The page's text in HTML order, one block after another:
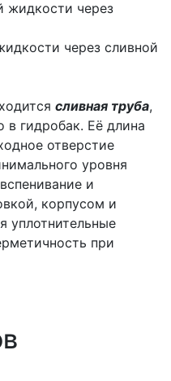
через сливной
сливная труба,
в гидробак. Её длина
отверстие
уровня
и
корпусом и
уплотнительные
при